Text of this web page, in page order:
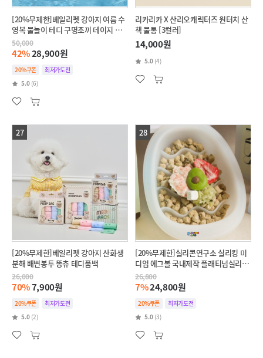
[20%무제한]베일리펫 강아지 여름 수
영복 물놀이 테디 구명조끼 데이지 옐
로우 (S-L)
50,000
42%28,900원
20%쿠폰
최저가도전
5.0 (6)
리카리카 X 산리오캐릭터즈 원터치 산
책 물통 [3컬러]
14,000원
5.0 (4)
27
[20%무제한]베일리펫 강아지 산화생
분해 배변봉투 똥츄 테디풉백
26,000
70%7,900원
20%쿠폰
최저가도전
5.0 (2)
28
[20%무제한]실리콘연구소 실리킹 미
디엄 에그볼 국내제작 플래티넘실리콘
슬로우식기
26,800
7%24,800원
20%쿠폰
최저가도전
5.0 (3)